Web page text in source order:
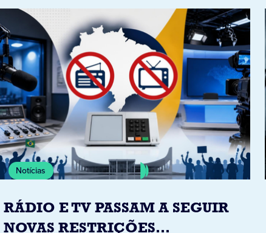
Notícias
RÁDIO E TV PASSAM A SEGUIR
NOVAS RESTRIÇÕES